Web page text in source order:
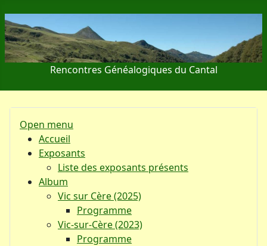
Rencontres Généalogiques du Cantal
Open menu
Accueil
Exposants
Liste des exposants présents
Album
Vic sur Cère (2025)
Programme
Vic-sur-Cère (2023)
Programme